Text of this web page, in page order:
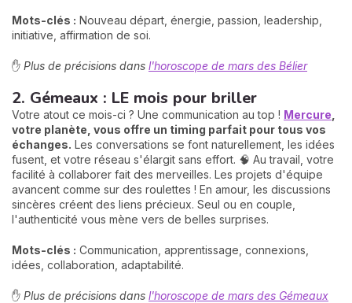
Mots-clés : Nouveau départ, énergie, passion, leadership,
initiative, affirmation de soi.
✋ Plus de précisions dans l'horoscope de mars des Bélier
2. Gémeaux : LE mois pour briller
Votre atout ce mois-ci ? Une communication au top ! Mercure,
votre planète, vous offre un timing parfait pour tous vos
échanges. Les conversations se font naturellement, les idées
fusent, et votre réseau s'élargit sans effort. 🧠 Au travail, votre
facilité à collaborer fait des merveilles. Les projets d'équipe
avancent comme sur des roulettes ! En amour, les discussions
sincères créent des liens précieux. Seul ou en couple,
l'authenticité vous mène vers de belles surprises.
Mots-clés : Communication, apprentissage, connexions,
idées, collaboration, adaptabilité.
✋ Plus de précisions dans l'horoscope de mars des Gémeaux